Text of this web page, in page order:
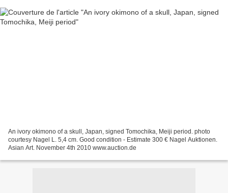
An ivory okimono of a skull, Japan, signed Tomochika, Meiji period. photo
courtesy Nagel L. 5,4 cm. Good condition - Estimate 300 € Nagel Auktionen.
Asian Art. November 4th 2010 www.auction.de